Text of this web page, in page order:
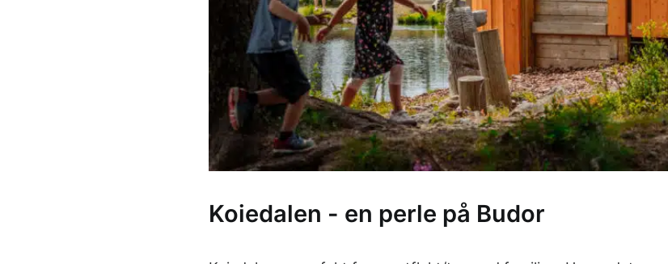
Koiedalen - en perle på Budor